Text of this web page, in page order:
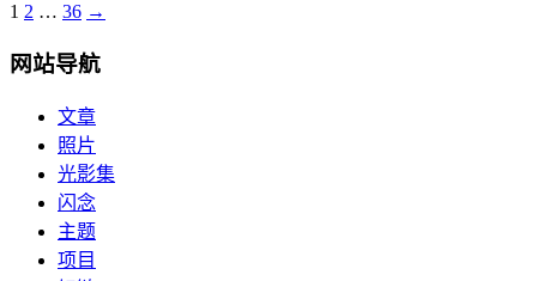
1 2 … 36 →
网站导航
文章
照片
光影集
闪念
主题
项目